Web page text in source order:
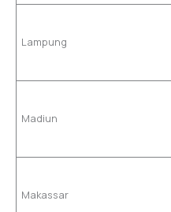
Lampung
Madiun
Makassar